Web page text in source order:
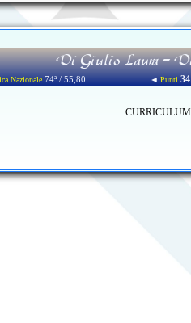
Di Giulio Laura -
Nazionale74ª / 55,80 ◄Punti 34
CURRICULUM